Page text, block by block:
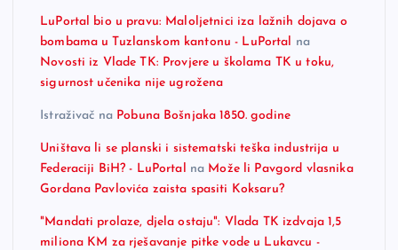
LuPortal bio u pravu: Maloljetnici iza lažnih dojava o
bombama u Tuzlanskom kantonu - LuPortal
na
Novosti iz Vlade TK: Provjere u školama TK u toku,
sigurnost učenika nije ugrožena
Istraživač na Pobuna Bošnjaka 1850. godine
Uništava li se planski i sistematski teška industrija u
Federaciji BiH? - LuPortal
na Može li Pavgord vlasnika
Gordana Pavlovića zaista spasiti Koksaru?
"Mandati prolaze, djela ostaju": Vlada TK izdvaja 1,5
miliona KM za rješavanje pitke vode u Lukavcu -